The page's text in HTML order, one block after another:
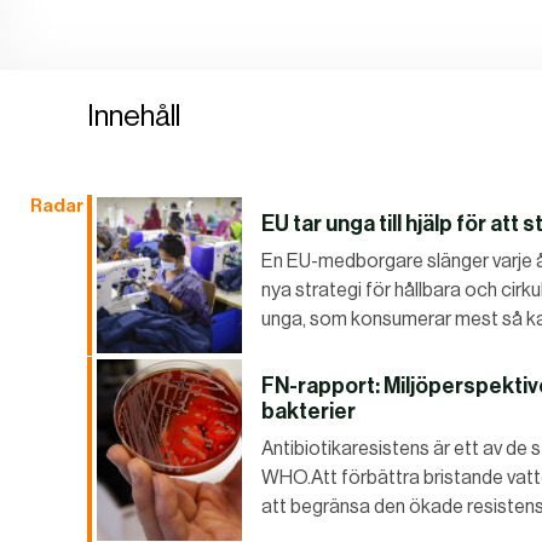
Innehåll
Radar
EU tar unga till hjälp för att
En EU-medborgare slänger varje
nya strategi för hållbara och
unga, som konsumerar mest så
FN-rapport:
bakterier
Antibiotikaresistens är ett av de
WHO.Att förbättra bristande
att begränsa den ökade